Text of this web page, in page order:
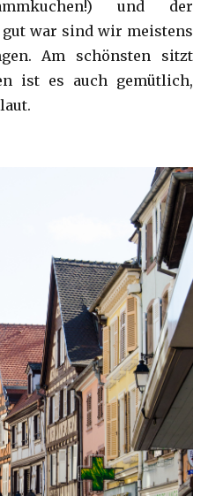
und der
war sind wir meistens
Am schönsten sitzt
ist es auch gemütlich,